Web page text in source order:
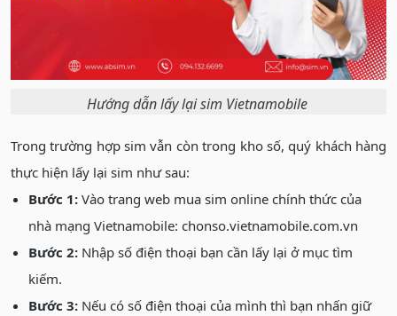
Hướng dẫn lấy lại sim Vietnamobile
Trong trường hợp sim vẫn còn trong kho số, quý khách hàng
thực hiện lấy lại sim như sau:
Bước 1: Vào trang web mua sim online chính thức của
nhà mạng Vietnamobile: chonso.vietnamobile.com.vn
Bước 2: Nhập số điện thoại bạn cần lấy lại ở mục tìm
kiếm.
Bước 3: Nếu có số điện thoại của mình thì bạn nhấn giữ